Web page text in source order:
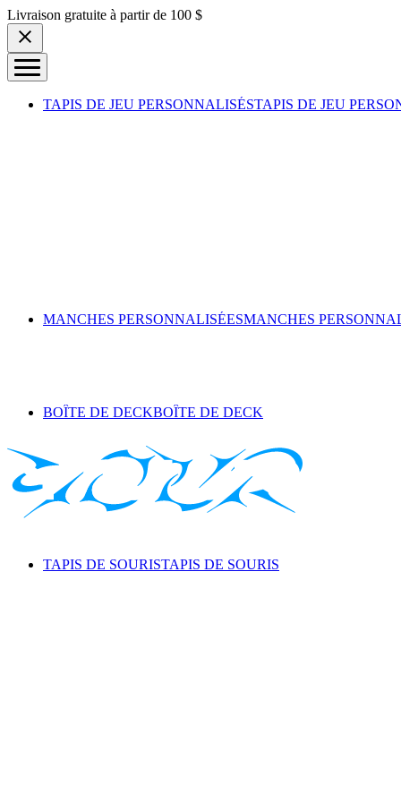
Skip to content
Livraison gratuite à partir de 100 $
TAPIS DE JEU PERSONNALISÉSTAPIS DE JEU
MANCHES PERSONNALISÉESMANCHES
BOÎTE DE DECKBOÎTE DE DECK
TAPIS DE SOURISTAPIS DE SOURIS